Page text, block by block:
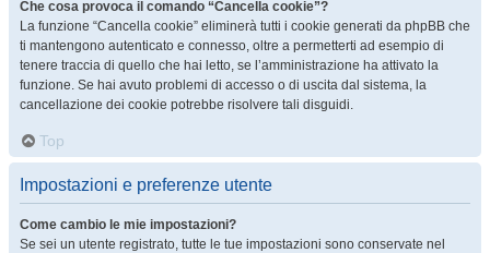
Che cosa provoca il comando “Cancella cookie”?
La funzione “Cancella cookie” eliminerà tutti i cookie generati da phpBB che
ti mantengono autenticato e connesso, oltre a permetterti ad esempio di
tenere traccia di quello che hai letto, se l’amministrazione ha attivato la
funzione. Se hai avuto problemi di accesso o di uscita dal sistema, la
cancellazione dei cookie potrebbe risolvere tali disguidi.
Top
Impostazioni e preferenze utente
Come cambio le mie impostazioni?
Se sei un utente registrato, tutte le tue impostazioni sono conservate nel